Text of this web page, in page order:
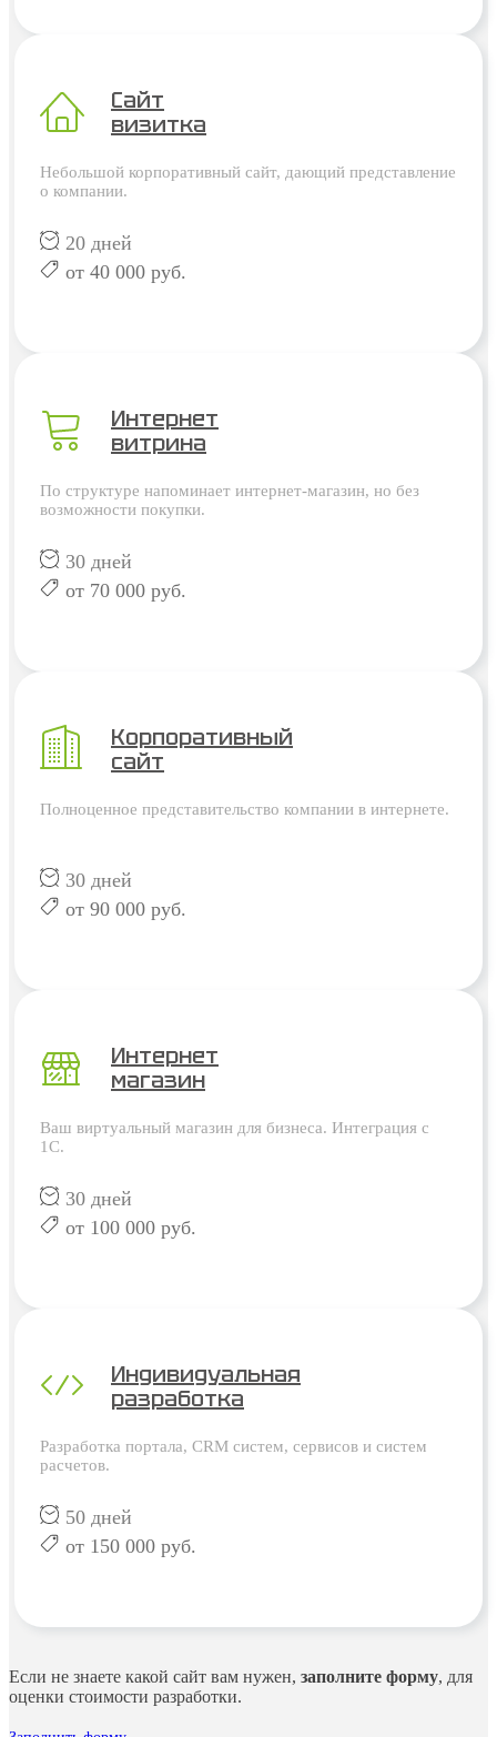
Сайт
визитка
Небольшой корпоративный сайт, дающий представление
о компании.
20 дней
от 40 000 руб.
Интернет
витрина
По структуре напоминает интернет-магазин, но без
возможности покупки.
30 дней
от 70 000 руб.
Корпоративный
сайт
Полноценное представительство компании в интернете.
30 дней
от 90 000 руб.
Интернет
магазин
Ваш виртуальный магазин для бизнеса. Интеграция с
1С.
30 дней
от 100 000 руб.
Индивидуальная
разработка
Разработка портала, CRM систем, сервисов и систем
расчетов.
50 дней
от 150 000 руб.
Если не знаете какой сайт вам нужен, заполните форму, для
оценки стоимости разработки.